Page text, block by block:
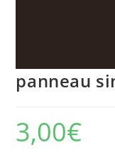
panneau
3,00€